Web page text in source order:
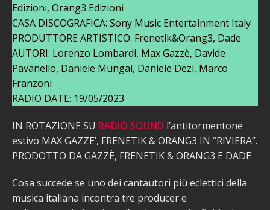
Edizioni, Orang3 Edizioni
CASA DISCOGRAFICA: Sony Music Entertainment Italy
PRODUTTORE ARTISTICO: Frenetik&Orang3, Dade
AUTORI: Lorenzo Lombardi, Max Gazzè, Davide
Pavanello, Daniele Mungai, Daniele Dezi, Marco
Franzoni
RADIO DATE: 19/05/2023
IN ROTAZIONE SU RADIO SOUND l’antitormentone
estivo MAX GAZZE’, FRENETIK & ORANG3 IN “RIVIERA”.
PRODOTTO DA GAZZÈ, FRENETIK & ORANG3 E DADE
Cosa succede se uno dei cantautori più eclettici della
musica italiana incontra tre producer e